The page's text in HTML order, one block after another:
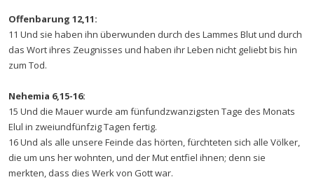
Offenbarung 12,11:
11 Und sie haben ihn überwunden durch des Lammes Blut und durch
das Wort ihres Zeugnisses und haben ihr Leben nicht geliebt bis hin
zum Tod.
Nehemia 6,15-16:
15 Und die Mauer wurde am fünfundzwanzigsten Tage des Monats
Elul in zweiundfünfzig Tagen fertig.
16 Und als alle unsere Feinde das hörten, fürchteten sich alle Völker,
die um uns her wohnten, und der Mut entfiel ihnen; denn sie
merkten, dass dies Werk von Gott war.